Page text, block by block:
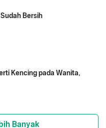
Bersih
Kencing pada Wanita,
Banyak